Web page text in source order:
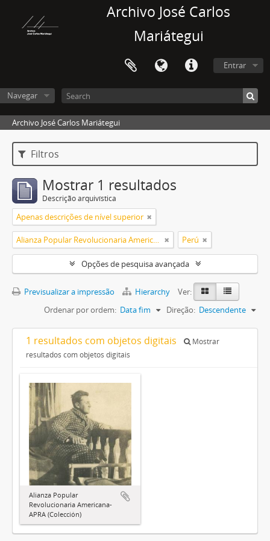
Archivo José Carlos
Mariátegui
Entrar
Navegar
Archivo José Carlos Mariátegui
Filtros
Mostrar 1 resultados
Descrição arquivística
Apenas descrições de nível superior
Alianza Popular Revolucionaria Americana (APRA) Perú
Opções de pesquisa avançada
Previsualizar a impressão Hierarchy
Ver:
Ordenar por ordem: Data fim Direção: Descendente
1 resultados com objetos digitais
Mostrar
resultados com objetos digitais
Alianza Popular
Revolucionaria Americana-
APRA (Colección)